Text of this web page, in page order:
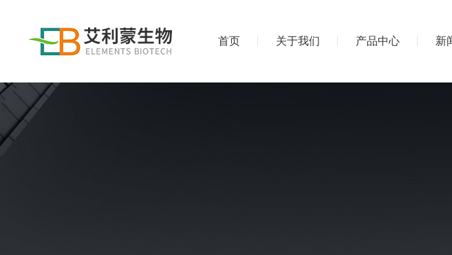
首页 关于我们 产品中心 新